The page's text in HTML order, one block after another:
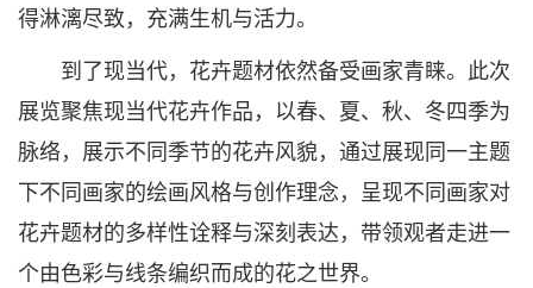
得淋漓尽致，充满生机与活力。
到了现当代，花卉题材依然备受画家青睐。此次
展览聚焦现当代花卉作品，以春、夏、秋、冬四季为
脉络，展示不同季节的花卉风貌，通过展现同一主题
下不同画家的绘画风格与创作理念，呈现不同画家对
花卉题材的多样性诠释与深刻表达，带领观者走进一
个由色彩与线条编织而成的花之世界。